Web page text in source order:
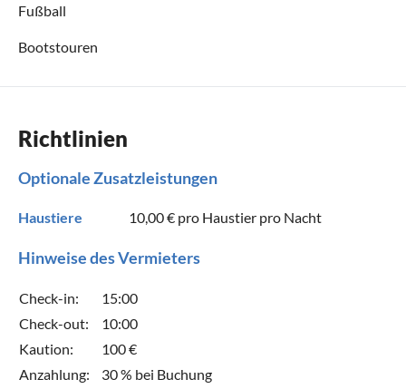
Fußball
Bootstouren
Richtlinien
Optionale Zusatzleistungen
Haustiere 10,00 € pro Haustier pro Nacht
Hinweise des Vermieters
Check-in:
15:00
Check-out:
10:00
Kaution:
100 €
Anzahlung:
30 % bei Buchung